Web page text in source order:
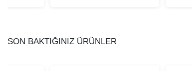
SON BAKTIĞINIZ ÜRÜNLER